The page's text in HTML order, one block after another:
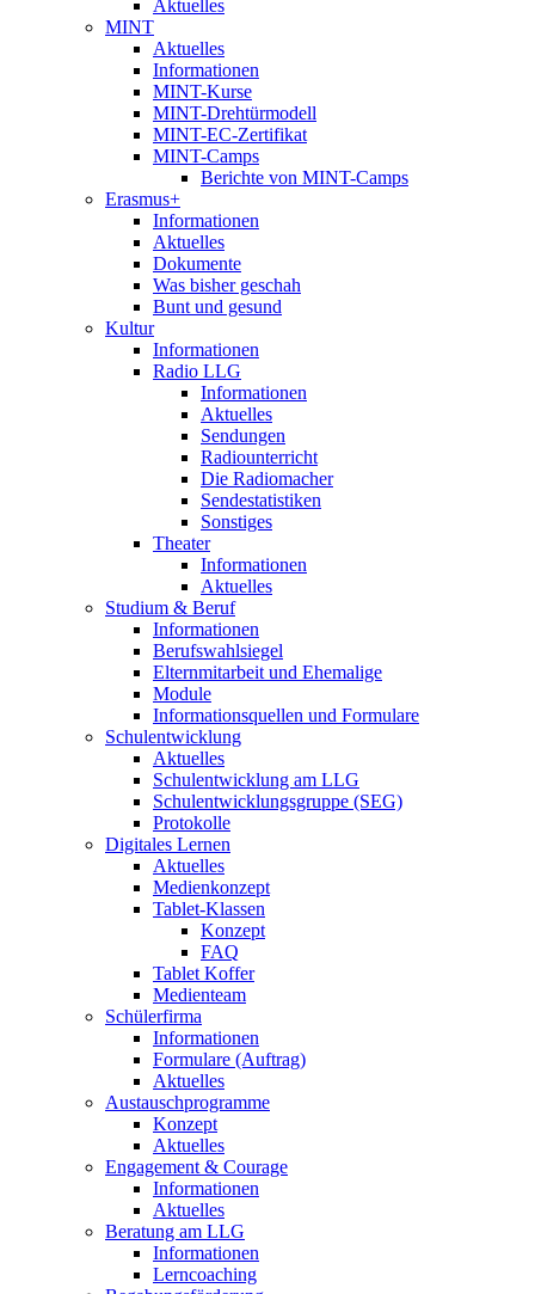
Aktuelles
MINT
Aktuelles
Informationen
MINT-Kurse
MINT-Drehtürmodell
MINT-EC-Zertifikat
MINT-Camps
Berichte von MINT-Camps
Erasmus+
Informationen
Aktuelles
Dokumente
Was bisher geschah
Bunt und gesund
Kultur
Informationen
Radio LLG
Informationen
Aktuelles
Sendungen
Radiounterricht
Die Radiomacher
Sendestatistiken
Sonstiges
Theater
Informationen
Aktuelles
Studium & Beruf
Informationen
Berufswahlsiegel
Elternmitarbeit und Ehemalige
Module
Informationsquellen und Formulare
Schulentwicklung
Aktuelles
Schulentwicklung am LLG
Schulentwicklungsgruppe (SEG)
Protokolle
Digitales Lernen
Aktuelles
Medienkonzept
Tablet-Klassen
Konzept
FAQ
Tablet Koffer
Medienteam
Schülerfirma
Informationen
Formulare (Auftrag)
Aktuelles
Austauschprogramme
Konzept
Aktuelles
Engagement & Courage
Informationen
Aktuelles
Beratung am LLG
Informationen
Lerncoaching